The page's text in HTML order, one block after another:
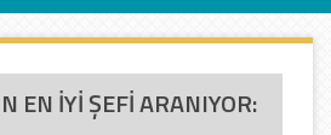
EN İYİ ŞEFİ ARANIYOR: